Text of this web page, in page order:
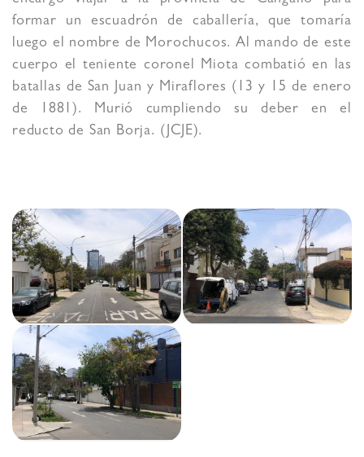
formar un escuadrón de caballería, que tomaría
luego el nombre de Morochucos. Al mando de este
cuerpo el teniente coronel Miota combatió en las
batallas de San Juan y Miraflores (13 y 15 de enero
de 1881). Murió cumpliendo su deber en el
reducto de San Borja. (JCJE).